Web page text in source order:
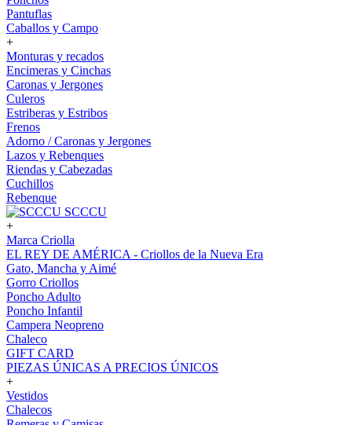
Pantuflas
Caballos y Campo
+
Monturas y recados
Encimeras y Cinchas
Caronas y Jergones
Culeros
Estriberas y Estribos
Frenos
Adorno / Caronas y Jergones
Lazos y Rebenques
Riendas y Cabezadas
Cuchillos
Rebenque
SCCCU
+
Marca Criolla
EL REY DE AMÉRICA - Criollos de la Nueva Era
Gato, Mancha y Aimé
Gorro Criollos
Poncho Adulto
Poncho Infantil
Campera Neopreno
Chaleco
GIFT CARD
PIEZAS ÚNICAS A PRECIOS ÚNICOS
+
Vestidos
Chalecos